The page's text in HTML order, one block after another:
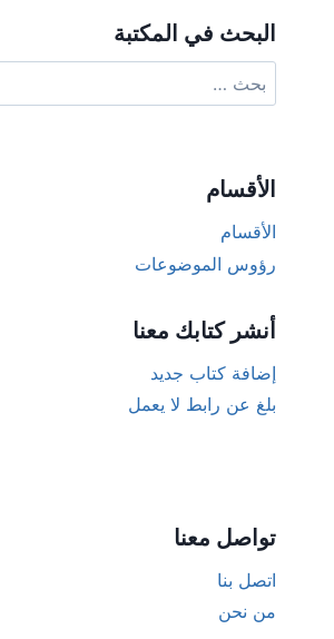
البحث في المكتبة
عن:
الأقسام
الأقسام
رؤوس الموضوعات
أنشر كتابك معنا
إضافة كتاب جديد
بلغ عن رابط لا يعمل
تواصل معنا
اتصل بنا
من نحن